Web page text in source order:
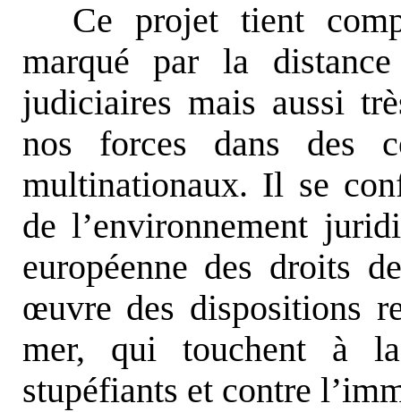
Ce projet tient
marqué par la
judiciaires mais aussi
nos forces dans des
multinationaux. Il se
de l’environnement
européenne des droits
œuvre des dispositions
mer, qui touchent à
stupéfiants et contre